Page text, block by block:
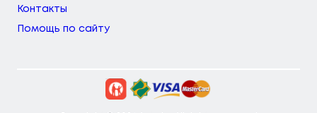
Контакты
Помощь по сайту